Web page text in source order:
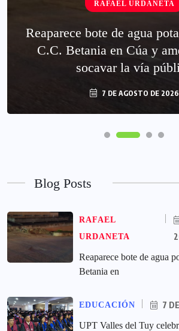
RAFAEL URDANETA
Reaparece bote de agua
C.C. Betania en Cúa y
socavar la vía
7 DE AGOSTO DE 2026
Blog Posts
RAFAEL
URDANETA
Reaparece bote de agua
Betania en
EDUCACIÓN
7
UPT Valles del Tuy